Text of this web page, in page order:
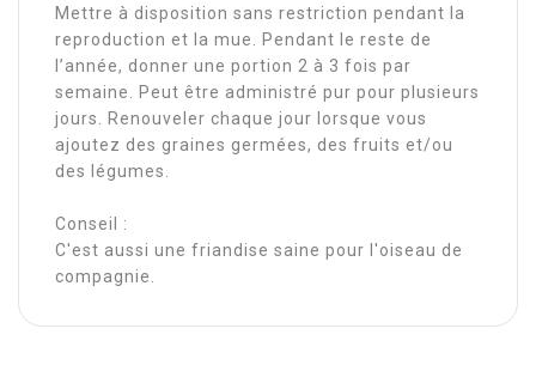
Mettre à disposition sans restriction pendant la
reproduction et la mue. Pendant le reste de
l’année, donner une portion 2 à 3 fois par
semaine. Peut être administré pur pour plusieurs
jours. Renouveler chaque jour lorsque vous
ajoutez des graines germées, des fruits et/ou
des légumes.
Conseil :
C'est aussi une friandise saine pour l'oiseau de
compagnie.